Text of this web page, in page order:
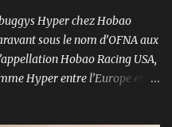
Hyper chez Hobao
sous le nom d’OFNA aux
Hobao Racing USA,
Hyper entre l’Europe et les